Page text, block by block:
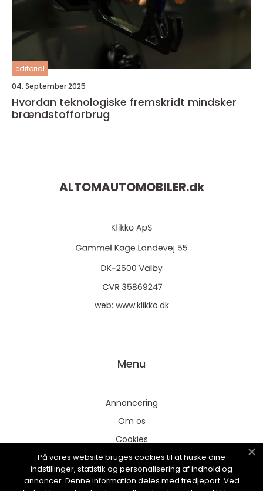
editorial
04. September 2025
Hvordan teknologiske fremskridt mindsker
brændstofforbrug
ALTOMAUTOMOBILER.dk
web: www.klikko.dk
Menu
Annoncering
Om os
Cookies
Kontakt os
Sitemap
På vores website bruges cookies til at huske dine
indstillinger, statistik og personalisering af indhold og
annoncer. Denne information deles med tredjepart. Ved